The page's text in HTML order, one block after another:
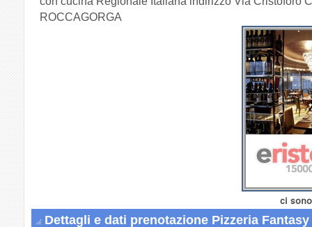
ROCCAGORGA
ci
Dettagli e dati prenotazione Pizzeria Fantasy